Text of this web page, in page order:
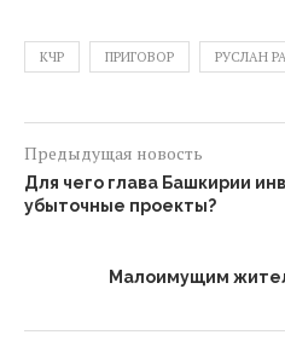
КЧР ПРИГОВОР РУСЛАН
Предыдущая новость
Для чего глава Башкирии
убыточные проекты?
Малоимущим